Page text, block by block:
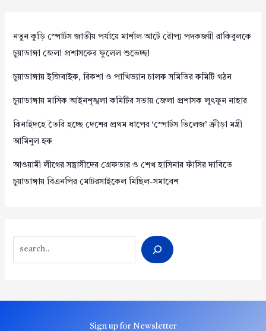
নতুন কুড়ি স্পোর্টস জাতীয় পর্যায়ে মার্শাল আর্টে রৌপ্য পদকজয়ী রাকিবুলকে
চুয়াডাঙ্গা জেলা প্রশাসকের ফুলেল শুভেচ্ছা
চুয়াডাঙ্গায় ইজিবাইক, রিকশা ও পাখিভ্যান চালক সমিতির কমিটি গঠন
চুয়াডাঙ্গায় মাসিক আইনশৃঙ্খলা কমিটির সভায় জেলা প্রশাসক লুৎফুন নাহার
ঝিনাইদহে তৈরি হচ্ছে দেশের প্রথম ধাপের ‘স্পোর্টস ভিলেজ’ ক্রীড়া মন্ত্রী
আমিনুল হক
আওয়ামী লীগের সন্ত্রাসীদের গ্রেফতার ও শেখ হাসিনার ফাঁসির দাবিতে
চুয়াডাঙ্গায় বিএনপির মোটরসাইকেল মিছিল-সমাবেশ
Sign up for Newsletter